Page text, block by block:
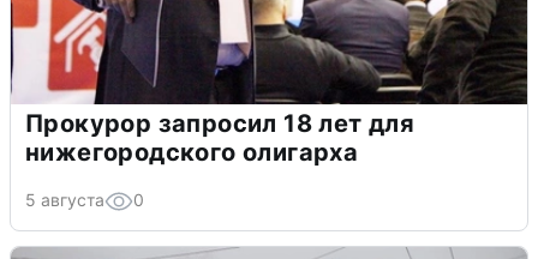
Прокурор запросил 18 лет для
нижегородского олигарха
5 августа 0